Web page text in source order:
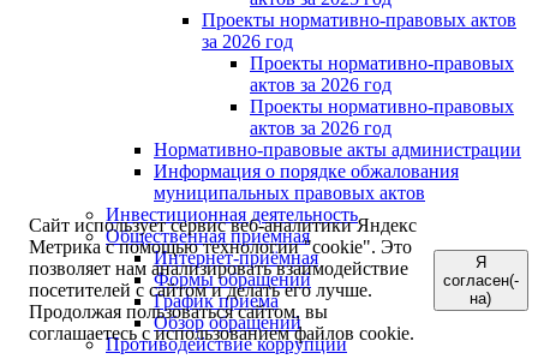
Проекты нормативно-правовых актов
за 2026 год
Проекты нормативно-правовых
актов за 2026 год
Проекты нормативно-правовых
актов за 2026 год
Нормативно-правовые акты администрации
Информация о порядке обжалования
муниципальных правовых актов
Инвестиционная деятельность
Общественная приемная
Интернет-приёмная
Формы обращений
График приема
Обзор обращений
Противодействие коррупции
Сайт использует сервис веб-аналитики Яндекс
Метрика с помощью технологии "cookie". Это
позволяет нам анализировать взаимодействие
посетителей с сайтом и делать его лучше.
Продолжая пользоваться сайтом, вы
соглашаетесь с использованием файлов cookie.
Я
согласен(-
на)